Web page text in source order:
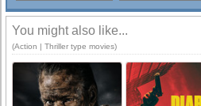
You might also like...
(Action | Thriller type movies)